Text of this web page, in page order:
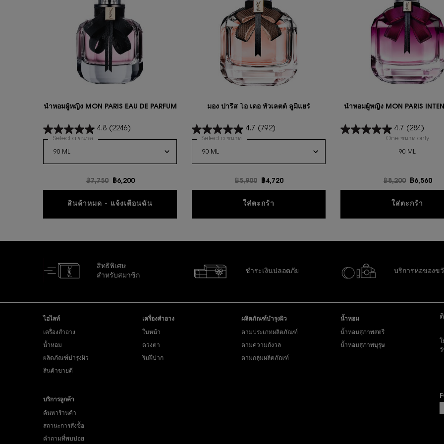
นํ้าหอมผู้หญิง MON PARIS EAU DE PARFUM
4.8 (2246)
Select a ขนาด for นํ้าหอมผู้หญิง MON PARIS EAU DE PARFUM
ราคาเก่า
฿7,750 ราคาใหม่
฿6,200
สินค้าหมด - แจ้งเตือนฉัน WHEN THE นํ้าหอมผู้หญิง MON PARIS EAU DE PARFUM IS AVAILABLE
มอง ปารีส โอ เดอ ทัวเลตต์ ลูมิแยร์
4.7 (792)
Select a ขนาด for มอง ปารีส โอ เดอ ทัวเลตต์ ลูมิแยร์
ราคาเก่า
฿5,900 ราคาใหม่
฿4,720
ใส่ตะกร้า มอง ปารีส โอ เดอ ทัวเลตต์ ลูมิแยร์
นํ้าหอมผู้หญิง MON PARIS
4.7 (284)
One ขนาด onlyfor นํ้
90 ML
ราคาเก่า
฿8,200 ราคาใหม่
฿6,560
ใส่ตะกร้า
สิทธิพิเศษ
สำหรับสมาชิก
ชำระเงินปลอดภัย บริการห่อของข
ไฮไลท์
เครื่องสำอาง
น้ำหอม
ผลิตภัณฑ์บำรุงผิว
สินค้าขายดี
เครื่องสำอาง
ใบหน้า
ดวงตา
ริมฝีปาก
ผลิตภัณฑ์บำรุงผิว
ตามประเภทผลิตภัณฑ์
ตามความกังวล
ตามกลุ่มผลิตภัณฑ์
น้ำหอม
น้ำหอมสุภาพสตรี
น้ำหอมสุภาพบุรุษ
บริการลูกค้า
ค้นหาร้านค้า
สถานะการสั่งซื้อ
คำถามที่พบบ่อย